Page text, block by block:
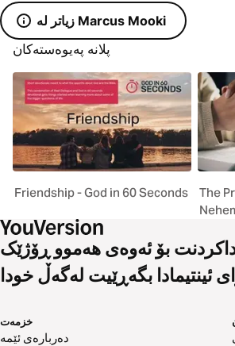
زیاتر لە Marcus Mooki
پلانە پەیوەستەکان
Friendship - God in 60 Seconds
The
بۆ ئەوەی هەموو ڕۆژێک
خزمەت
دەربارەی ئێمە